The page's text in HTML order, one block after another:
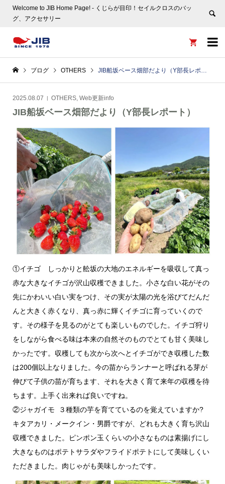
Welcome to JIB Home Page! ‐ くじらが目印！セイルクロスのバッ
グ、アクセサリー


ブログ OTHERS JIB船坂ベース畑部だより（Y部長レポート）
2025.08.07 OTHERS, Web更新info
JIB船坂ベース畑部だより（Y部長レポート）
①イチゴ しっかりと舩坂の大地のエネルギーを吸収して真っ
赤な大きなイチゴが沢山収穫できました。小さな白い花がその
先にかわいい白い実をつけ、その実が太陽の光を浴びてだんだ
んと大きく赤くなり、真っ赤に輝くイチゴに育っていくので
す。その様子を見るのがとても楽しいものでした。イチゴ狩り
をしながら食べる味は本来の自然そのものでとても甘く美味し
かったです。収穫しても次から次へとイチゴができ収穫した数
は200個以上なりました。今の苗からランナーと呼ばれる芽が
伸びて子供の苗が育ちます、それを大きく育て来年の収穫を待
ちます。上手く出来れば良いですね。
②ジャガイモ ３種類の芋を育てているのを覚えていますか?
キタアカリ・メークイン・男爵ですが、どれも大きく育ち沢山
収穫できました。ピンポン玉くらいの小さなものは素揚げにし
大きなものはポテトサラダやフライドポテトにして美味しくい
ただきました。肉じゃがも美味しかったです。